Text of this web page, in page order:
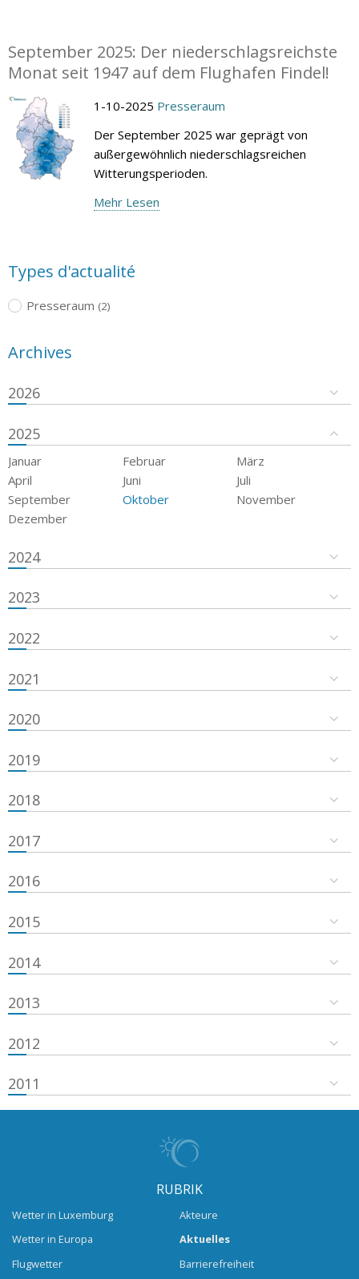
September 2025: Der niederschlagsreichste
Monat seit 1947 auf dem Flughafen Findel!
1-10-2025 Presseraum
Der September 2025 war geprägt von
außergewöhnlich niederschlagsreichen
Witterungsperioden.
Mehr Lesen
Types d'actualité
Presseraum (2)
Archives
2026
2025
Januar Februar
März
April
Juni
Juli
September
Oktober
November
Dezember
2024
2023
2022
2021
2020
2019
2018
2017
2016
2015
2014
2013
2012
2011
RUBRIK
Wetter in Luxemburg
Wetter in Europa
Flugwetter
Akteure
Aktuelles
Barrierefreiheit